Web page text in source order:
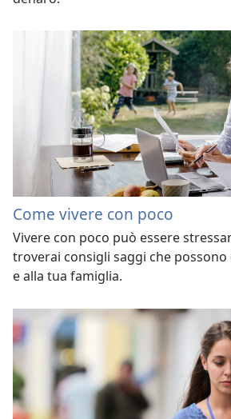
Come vivere con poco
Vivere con poco può essere
troverai consigli saggi che possono
e alla tua famiglia.